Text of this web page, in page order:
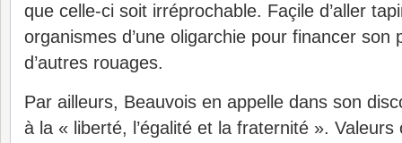
que celle-ci soit irréprochable. Façile d’aller
organismes d’une oligarchie pour financer son
d’autres rouages.
Par ailleurs, Beauvois en appelle dans son
à la « liberté, l’égalité et la fraternité ».